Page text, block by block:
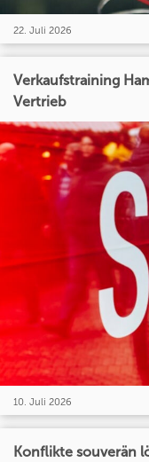
22. Juli 2026
Verkaufstraining
Vertrieb
10. Juli 2026
Konflikte souverän